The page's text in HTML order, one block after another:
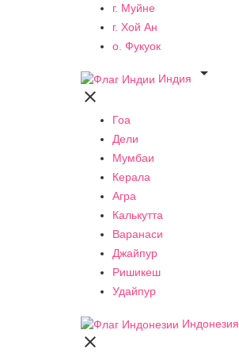
г. Муйне
г. Хой Ан
о. Фукуок
Индия


Гоа
Дели
Мумбаи
Керала
Агра
Калькутта
Варанаси
Джайпур
Ришикеш
Удайпур
Индонезия
